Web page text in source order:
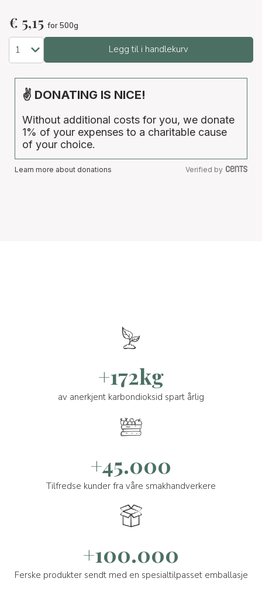
€ 5,15 for 500g
Legg til i handlekurv
✌ DONATING IS NICE!
Without additional costs for you, we donate
1% of your expenses to a charitable cause
of your choice.
Learn more about donations Verified by
+172kg
av anerkjent karbondioksid spart årlig
+45.000
Tilfredse kunder fra våre smakhandverkere
+100.000
Ferske produkter sendt med en spesialtilpasset emballasje